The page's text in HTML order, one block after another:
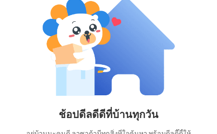
ช้อปดีลดีดีที่บ้านทุกวัน